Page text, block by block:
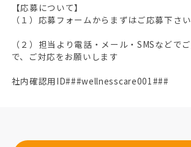
【応募について】
（１）応募フォームからまずはご応募下さい
（２）担当より電話・メール・SMSなどで
で、ご対応をお願いします
社内確認用ID###wellnesscare001###